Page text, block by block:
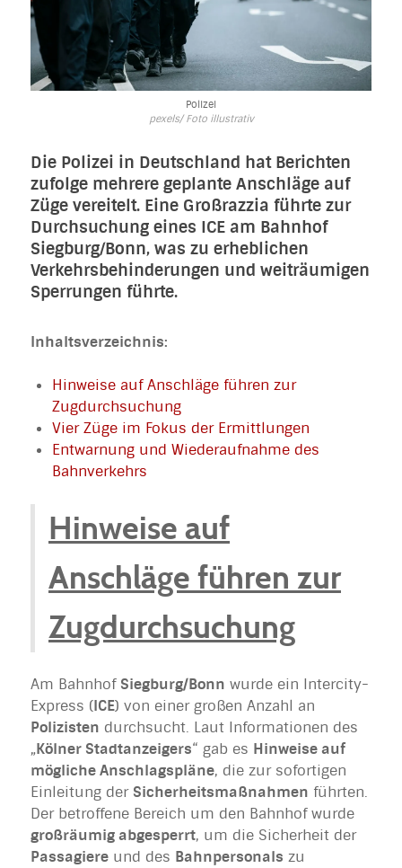
Polizei
pexels/ Foto illustrativ
Die Polizei in Deutschland hat Berichten
zufolge mehrere geplante Anschläge auf
Züge vereitelt. Eine Großrazzia führte zur
Durchsuchung eines ICE am Bahnhof
Siegburg/Bonn, was zu erheblichen
Verkehrsbehinderungen und weiträumigen
Sperrungen führte.
Inhaltsverzeichnis:
Hinweise auf Anschläge führen zur
Zugdurchsuchung
Vier Züge im Fokus der Ermittlungen
Entwarnung und Wiederaufnahme des
Bahnverkehrs
Hinweise auf
Anschläge führen zur
Zugdurchsuchung
Am Bahnhof Siegburg/Bonn wurde ein Intercity-
Express (ICE) von einer großen Anzahl an
Polizisten durchsucht. Laut Informationen des
„Kölner Stadtanzeigers“ gab es Hinweise auf
mögliche Anschlagspläne, die zur sofortigen
Einleitung der Sicherheitsmaßnahmen führten.
Der betroffene Bereich um den Bahnhof wurde
großräumig abgesperrt, um die Sicherheit der
Passagiere und des Bahnpersonals zu